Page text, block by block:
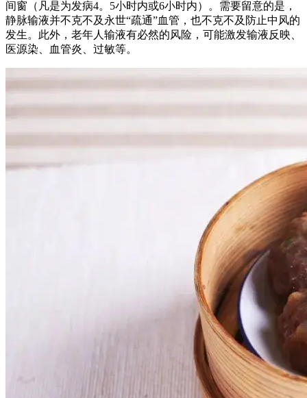
间窗（凡是为发病4。5小时内或6小时内）。需要留意的是，
静脉输液并不克不及永世“疏通”血管，也不克不及防止中风的
发生。此外，老年人输液有必然的风险，可能激发输液反映、
医源染、血管炎、过敏等。